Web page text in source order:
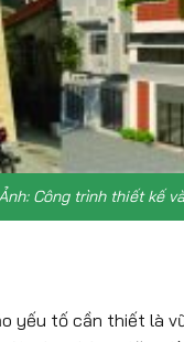
kế và thi
yếu tố cần thiết là